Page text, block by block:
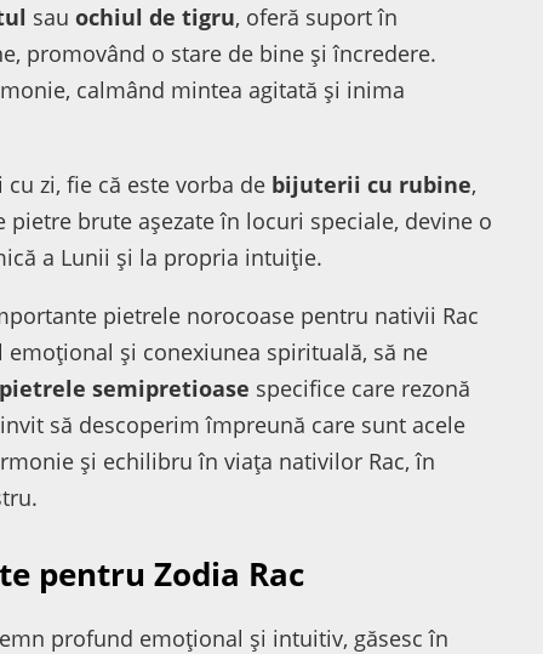
sauochiul de tigru, oferă suport în
promovând o stare de bine și încredere.
calmând mintea agitată și inima
zi, fie că este vorba de bijuterii cu rubine,
pietre brute așezate în locuri speciale, devine o
a Lunii și la propria intuiție.
pietrele norocoase pentru nativii Rac
și conexiunea spirituală, să ne
semipretioase specifice care rezonă
să descoperim împreună care sunt acele
și echilibru în viața nativilor Rac, în
pentru Zodia Rac
profund emoțional și intuitiv, găsesc în